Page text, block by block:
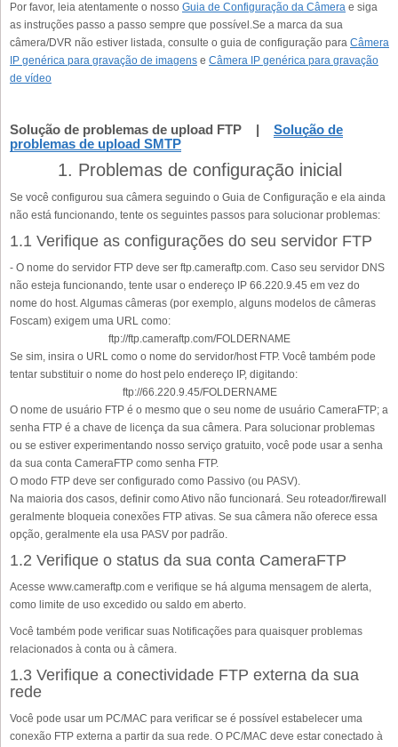
Por favor, leia atentamente o nosso Guia de Configuração da Câmera e siga
as instruções passo a passo sempre que possível.Se a marca da sua
câmera/DVR não estiver listada, consulte o guia de configuração para Câmera
IP genérica para gravação de imagens e Câmera IP genérica para gravação
de vídeo
Solução de problemas de upload FTP | Solução de
problemas de upload SMTP
1. Problemas de configuração inicial
Se você configurou sua câmera seguindo o Guia de Configuração e ela ainda
não está funcionando, tente os seguintes passos para solucionar problemas:
1.1 Verifique as configurações do seu servidor FTP
- O nome do servidor FTP deve ser ftp.cameraftp.com. Caso seu servidor DNS
não esteja funcionando, tente usar o endereço IP 66.220.9.45 em vez do
nome do host. Algumas câmeras (por exemplo, alguns modelos de câmeras
Foscam) exigem uma URL como:
ftp://ftp.cameraftp.com/FOLDERNAME
Se sim, insira o URL como o nome do servidor/host FTP. Você também pode
tentar substituir o nome do host pelo endereço IP, digitando:
ftp://66.220.9.45/FOLDERNAME
O nome de usuário FTP é o mesmo que o seu nome de usuário CameraFTP; a
senha FTP é a chave de licença da sua câmera. Para solucionar problemas
ou se estiver experimentando nosso serviço gratuito, você pode usar a senha
da sua conta CameraFTP como senha FTP.
O modo FTP deve ser configurado como Passivo (ou PASV).
Na maioria dos casos, definir como Ativo não funcionará. Seu roteador/firewall
geralmente bloqueia conexões FTP ativas. Se sua câmera não oferece essa
opção, geralmente ela usa PASV por padrão.
1.2 Verifique o status da sua conta CameraFTP
Acesse www.cameraftp.com e verifique se há alguma mensagem de alerta,
como limite de uso excedido ou saldo em aberto.
Você também pode verificar suas Notificações para quaisquer problemas
relacionados à conta ou à câmera.
1.3 Verifique a conectividade FTP externa da sua
rede
Você pode usar um PC/MAC para verificar se é possível estabelecer uma
conexão FTP externa a partir da sua rede. O PC/MAC deve estar conectado à